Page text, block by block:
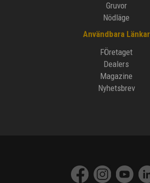
Gruvor
Nödläge
Användbara Länkar
FÖretaget
Dealers
Magazine
Nyhetsbrev